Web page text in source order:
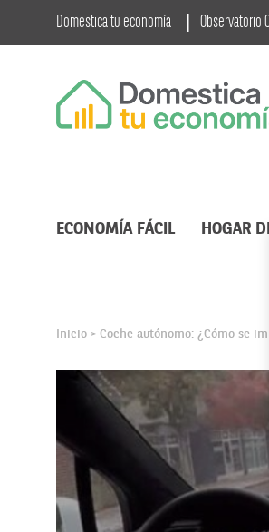
Domestica tu economía Observatorio
ECONOMÍA FÁCIL HOGAR
Inicio > Coche autónomo: ¿Cómo se